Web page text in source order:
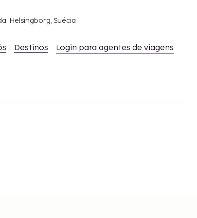
Helsingborg, Suécia
Destinos Login para agentes de viagens